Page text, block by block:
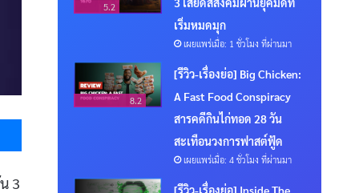
Messenger
3
5.2
เริ่มหมดมุก
เผยแพร่เมื่อ: 1 ชั่วโมง ที่ผ่านมา
8.2
[รีวิว-เรื่องย่อ] Big Chicken:
A Fast Food Conspiracy
สารคดีกินไก่ทอด 28 วัน
สะเทือนวงการฟาสต์ฟู้ด
เผยแพร่เมื่อ: 4 ชั่วโมง ที่ผ่านมา
[รีวิว-เรื่องย่อ] Inside The